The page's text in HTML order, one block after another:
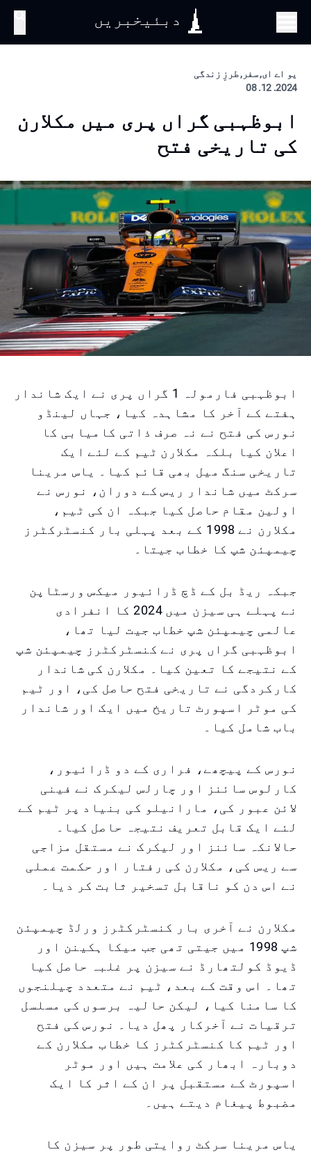
دبئیخبریں
یو اے ای, سفر, طرزِ زندگی
2024. 12. 08
ابوظہبی گراں پری میں مکلارن
کی تاریخی فتح
ابوظہبی فارمولہ 1 گراں پری نے ایک شاندار
ہفتے کے آخر کا مشاہدہ کیا، جہاں لینڈو
نورس کی فتح نے نہ صرف ذاتی کامیابی کا
اعلان کیا بلکہ مکلارن ٹیم کے لئے ایک
تاریخی سنگ میل بھی قائم کیا۔ یاس مرینا
سرکٹ میں شاندار ریس کے دوران، نورس نے
اولین مقام حاصل کیا جبکہ ان کی ٹیم،
مکلارن نے 1998 کے بعد پہلی بار کنسٹرکٹرز
چیمپئن شپ کا خطاب جیتا۔
جبکہ ریڈ بل کے ڈچ ڈرائیور میکس ورسٹاپن
نے پہلے ہی سیزن میں 2024 کا انفرادی
عالمی چیمپئن شپ خطاب جیت لیا تھا،
ابوظہبی گراں پری نے کنسٹرکٹرز چیمپئن شپ
کے نتیجے کا تعین کیا۔ مکلارن کی شاندار
کارکردگی نے تاریخی فتح حاصل کی، اور ٹیم
کی موٹر اسپورٹ تاریخ میں ایک اور شاندار
باب شامل کیا۔
نورس کے پیچھے، فراری کے دو ڈرائیور،
کارلوس سائنز اور چارلس لیکرک نے فینی
لائن عبور کی، مارانیلو کی بنیاد پر ٹیم کے
لئے ایک قابل تعریف نتیجہ حاصل کیا۔
حالانکہ سائنز اور لیکرک نے مستقل مزاجی
سے ریس کی، مکلارن کی رفتار اور حکمت عملی
نے اس دن کو ناقابل تسخیر ثابت کر دیا۔
مکلارن نے آخری بار کنسٹرکٹرز ورلڈ چیمپئن
شپ 1998 میں جیتی تھی جب میکا ہکینن اور
ڈیوڈ کولتھارڈ نے سیزن پر غلبہ حاصل کیا
تھا۔ اس وقت کے بعد، ٹیم نے متعدد چیلنجوں
کا سامنا کیا، لیکن حالیہ برسوں کی مسلسل
ترقیات نے آخرکار پھل دیا۔ نورس کی فتح
اور ٹیم کا کنسٹرکٹرز کا خطاب مکلارن کے
دوبارہ ابھار کی علامت ہیں اور موٹر
اسپورٹ کے مستقبل پر ان کے اثر کا ایک
مضبوط پیغام دیتے ہیں۔
یاس مرینا سرکٹ روایتی طور پر سیزن کا